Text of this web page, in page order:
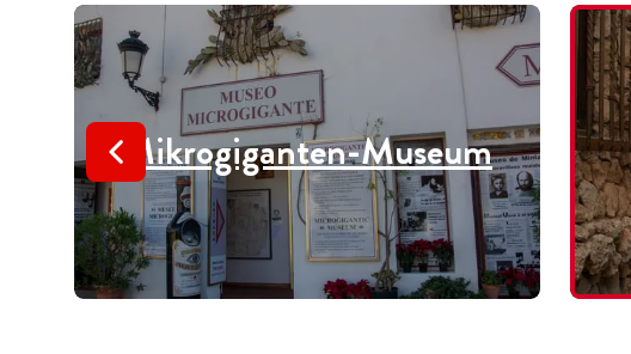
Mikrogiganten-Museum